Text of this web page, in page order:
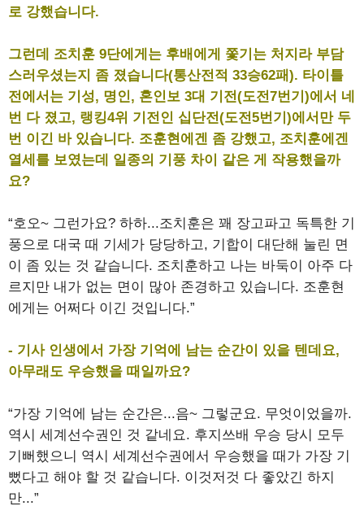
로 강했습니다.
그런데 조치훈 9단에게는 후배에게 쫓기는 처지라 부담
스러우셨는지 좀 졌습니다(통산전적 33승62패). 타이틀
전에서는 기성, 명인, 혼인보 3대 기전(도전7번기)에서 네
번 다 졌고, 랭킹4위 기전인 십단전(도전5번기)에서만 두
번 이긴 바 있습니다. 조훈현에겐 좀 강했고, 조치훈에겐
열세를 보였는데 일종의 기풍 차이 같은 게 작용했을까
요?
“호오~ 그런가요? 하하...조치훈은 꽤 장고파고 독특한 기
풍으로 대국 때 기세가 당당하고, 기합이 대단해 눌린 면
이 좀 있는 것 같습니다. 조치훈하고 나는 바둑이 아주 다
르지만 내가 없는 면이 많아 존경하고 있습니다. 조훈현
에게는 어쩌다 이긴 것입니다.”
- 기사 인생에서 가장 기억에 남는 순간이 있을 텐데요,
아무래도 우승했을 때일까요?
“가장 기억에 남는 순간은...음~ 그렇군요. 무엇이었을까.
역시 세계선수권인 것 같네요. 후지쓰배 우승 당시 모두
기뻐했으니 역시 세계선수권에서 우승했을 때가 가장 기
뻤다고 해야 할 것 같습니다. 이것저것 다 좋았긴 하지
만...”